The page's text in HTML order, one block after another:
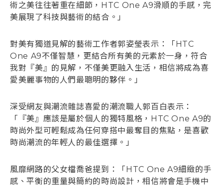
術之美往往著重在細節，HTC One A9滑順的手感，完
美展現了科技與藝術的結合。」
對美有獨道見解的藝術工作者郭姿瑩表示：「HTC
One A9不僅智慧，更結合所有美的元素於一身，符合
我對『美』的見解，不僅美更融入生活，相信將成為喜
愛美麗事物的人們最聰明的夥伴。」
深受網友與潮流雜誌喜愛的潮流職人郭百白表示：
「『美』應該是屬於個人的獨特風格，HTC One A9的
時尚外型可輕鬆成為任何穿搭中最奪目的焦點，是喜歡
時尚潮流的年輕人的最佳選擇。」
風靡網路的父女檔喬爸提到：「HTC One A9細緻的手
感、平衡的重量與簡約的時尚設計，相信將會是手機中